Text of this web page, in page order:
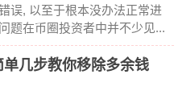
误, 以至于根本没办法正常进
题在币圈投资者中并不少见...
几步教你移除多余钱